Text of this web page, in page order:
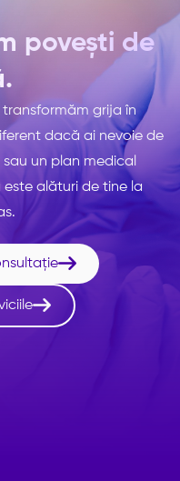
povești de
grija în
dacă ai nevoie de
un plan medical
alături de tine la

